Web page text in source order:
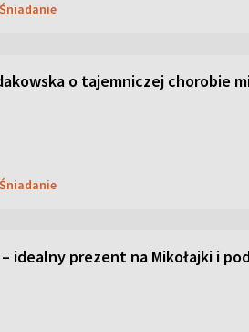
o tajemniczej chorobie
idealny prezent na Mikołajki i